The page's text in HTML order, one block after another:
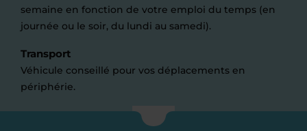
semaine en fonction de votre emploi du temps (en
journée ou le soir, du lundi au samedi).
Transport
Véhicule conseillé pour vos déplacements en
périphérie.